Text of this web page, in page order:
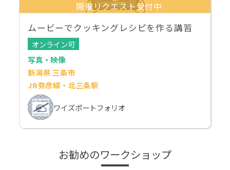
開催リクエスト受付中
ムービーでクッキングレシピを作る講習
オンライン可
写真・映像
新潟県 三条市
JR弥彦線・北三条駅
ワイズポートフォリオ
お勧めのワークショップ